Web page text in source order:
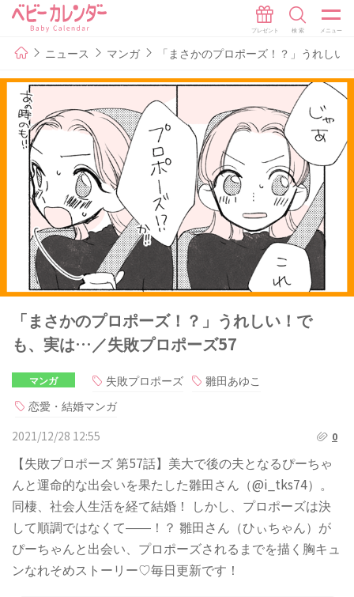
ニュース マンガ 「まさかのプロポーズ！？」うれし
「まさかのプロポーズ！？」うれしい！で
も、実は…／失敗プロポーズ57
マンガ 失敗プロポーズ
雛田あゆこ
恋愛・結婚マンガ
2021/12/28 12:55
0
【失敗プロポーズ 第57話】美大で後の夫となるぴーちゃ
んと運命的な出会いを果たした雛田さん（@i_tks74）。
同棲、社会人生活を経て結婚！ しかし、プロポーズは決
して順調ではなくて――！？ 雛田さん（ひぃちゃん）が
ぴーちゃんと出会い、プロポーズされるまでを描く胸キュ
ンなれそめストーリー♡毎日更新です！